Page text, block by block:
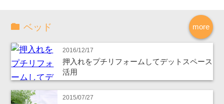
more
ベッド
2016/12/17
押入れをプチリフォームしてデットスペース
活用
2015/07/27